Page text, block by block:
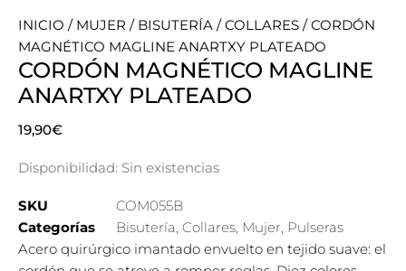
INICIO / MUJER / BISUTERÍA /COLLARES / CORDÓN
MAGNÉTICO MAGLINE ANARTXY PLATEADO
CORDÓN MAGNÉTICO MAGLINE
ANARTXY PLATEADO
19,90€
Disponibilidad: Sin existencias
SKU
COM055B
Categorías
Bisutería, Collares, Mujer, Pulseras
Acero quirúrgico imantado envuelto en tejido suave: el